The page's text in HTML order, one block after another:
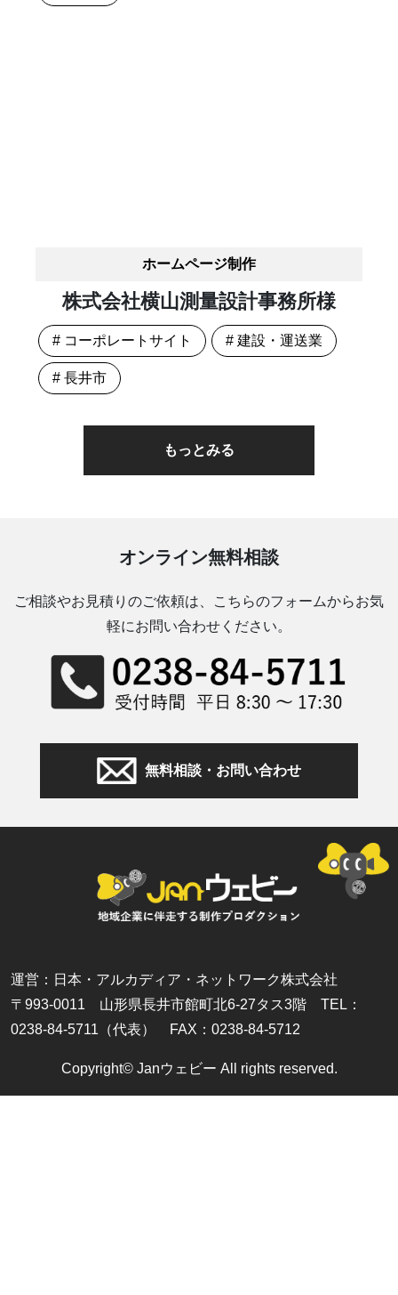
ホームページ制作
株式会社横山測量設計事務所様
# コーポレートサイト # 建設・運送業
# 長井市
もっとみる
オンライン無料相談
ご相談やお見積りのご依頼は、こちらのフォームからお気
軽にお問い合わせください。
無料相談・お問い合わせ
運営：日本・アルカディア・ネットワーク株式会社
〒993-0011 山形県長井市館町北6-27タス3階 TEL：
0238-84-5711（代表） FAX：0238-84-5712
Copyright© Janウェビー All rights reserved.